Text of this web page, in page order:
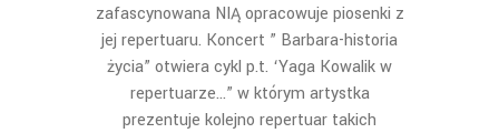
zafascynowana NIĄ opracowuje piosenki z
jej repertuaru. Koncert ” Barbara-historia
życia” otwiera cykl p.t. ‘Yaga Kowalik w
repertuarze…” w którym artystka
prezentuje kolejno repertuar takich